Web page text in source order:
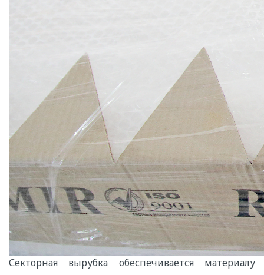
Секторная вырубка обеспечивается материалу